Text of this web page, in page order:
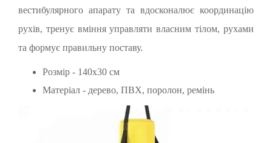
вестибулярного апарату та вдосконалює координацію
рухів, тренує вміння управляти власним тілом, рухами
та формує правильну поставу.
Розмір - 140х30 см
Матеріал - дерево, ПВХ, поролон, ремінь